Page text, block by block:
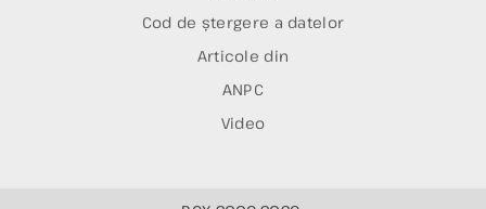
Cod de ștergere a datelor
Articole din
ANPC
Video